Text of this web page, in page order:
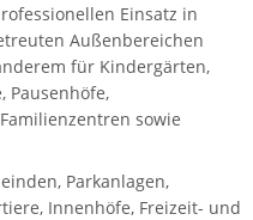
Einsatz in
Außenbereichen
für Kindergärten,
Pausenhöfe,
sowie
Parkanlagen,
Innenhöfe, Freizeit- und